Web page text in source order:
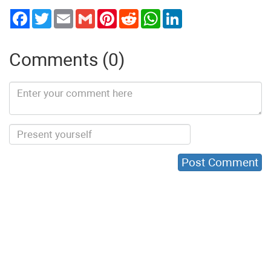
TwitterEmail Gmail PinterestReddit WhatsApp
Comments (0)